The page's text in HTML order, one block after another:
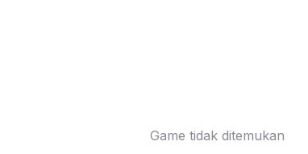
Game tidak ditemukan